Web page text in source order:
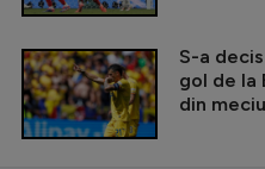
S-a
gol de la
din